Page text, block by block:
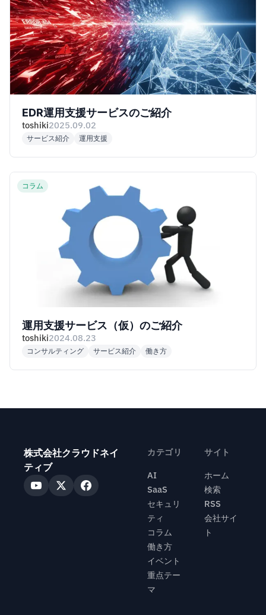
EDR運用支援サービスのご紹介
toshiki2025.09.02
サービス紹介 運用支援
コラム
運用支援サービス（仮）のご紹介
toshiki2024.08.23
コンサルティング サービス紹介 働き方
株式会社クラウドネイ
ティブ
カテゴリ
AI
SaaS
セキュリ
ティ
コラム
働き方
イベント
重点テー
マ
サイト
ホーム
検索
RSS
会社サイ
ト